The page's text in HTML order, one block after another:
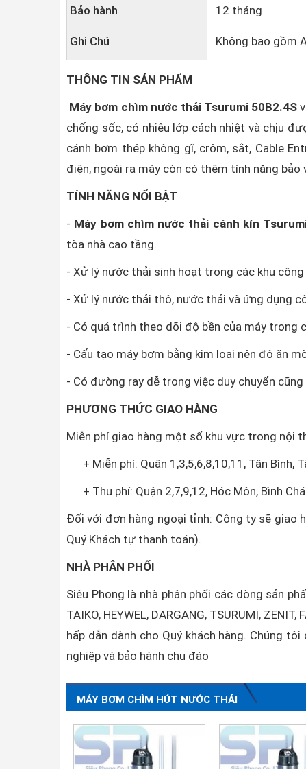
Bảo hành 12 tháng
Ghi Chú Không bao gồm
THÔNG TIN SẢN PHẨM
Máy bơm chìm nước thải Tsurumi 50B2.4S
chống sốc, có nhiêu lớp cách nhiệt và chịu
cánh bơm thép không gĩ, crôm, sắt, Cable
điện, ngoài ra máy còn có thêm tính năng
TÍNH NĂNG NỔI BẬT
- Máy bơm chìm nước thải cánh kín
tòa nhà cao tầng.
- Xử lý nước thải sinh hoạt trong các khu
- Xử lý nước thải thô, nước thải và ứng dụng
- Có quá trình theo dõi độ bền của máy
- Cấu tạo máy bơm bằng kim loại nên độ ăn
- Có đường ray dễ trong việc duy chuyển
PHƯƠNG THỨC GIAO HÀNG
Miễn phí giao hàng một số khu vực trong nội
+ Miễn phí: Quận 1,3,5,6,8,10,11, Tân Bình,
+ Thu phí: Quận 2,7,9,12, Hóc Môn, Bình
Đối với đơn hàng ngoại tỉnh: Công ty sẽ
Quý Khách tự thanh toán).
NHÀ PHÂN PHỐI
Siêu Phong là nhà phân phối các dòng sản
TAIKO, HEYWEL, DARGANG, TSURUMI,
hấp dẫn dành cho Quý khách hàng. Chúng
nghiệp và bảo hành chu đáo
MÁY BƠM CHÌM HÚT NƯỚC THẢI